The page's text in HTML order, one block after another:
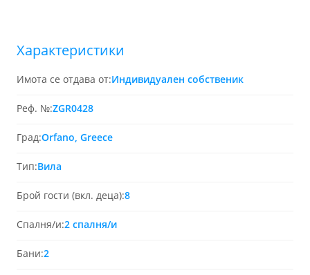
Характеристики
Имота се отдава от:Индивидуален собственик
Реф. №:ZGR0428
Град:Orfano, Greece
Тип:Вила
Брой гости (вкл. деца):8
Спалня/и:2 спалня/и
Бани:2